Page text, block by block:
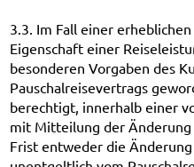
3.3. Im Fall einer
Eigenschaft einer
besonderen Vorgaben des
Pauschalreisevertrags
berechtigt, innerhalb einer
mit Mitteilung der
Frist entweder die